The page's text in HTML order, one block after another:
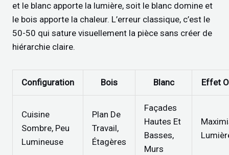
et le blanc apporte la lumière, soit le blanc domine et
le bois apporte la chaleur. L’erreur classique, c’est le
50-50 qui sature visuellement la pièce sans créer de
hiérarchie claire.
Configuration Bois Blanc Effet
Cuisine
Sombre, Peu
Lumineuse
Plan De
Travail,
Étagères
Façades
Hautes Et
Basses,
Murs